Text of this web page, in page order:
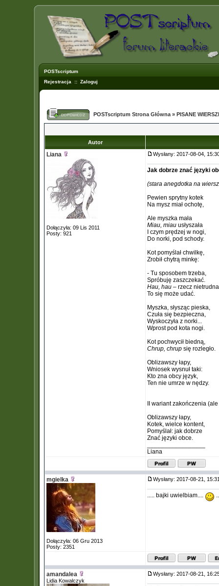
POSTscriptum
Rejestracja :: Zaloguj
POSTscriptum Strona Główna » PISANE
Autor
Liana
Dołączyła: 09 Lis 2011
Posty: 921
Wysłany: 2017-08-04,
Jak dobrze znać języki
(stara anegdotka na
Pewien sprytny kotek
Na mysz miał ochotę,
Ale myszka mała
Miau, miau usłyszała
I czym prędzej w nogi,
Do norki, pod schody.
Kot pomyślał chwilkę,
Zrobił chytrą minkę:
- Tu sposobem trzeba,
Spróbuję zaszczekać.
Hau, hau – rzecz
To się może udać.
Myszka, słysząc pieska,
Czuła się bezpieczna,
Wyskoczyła z norki...
Wprost pod kota nogi.
Kot pochwycił biedną,
Chrup, chrup się rozległo.
Oblizawszy łapy,
Wniosek wysnuł taki:
Kto zna obcy język,
Ten nie umrze w nędzy.
II wariant zakończenia
Oblizawszy łapy,
Kotek, wielce kontent,
Pomyślał: jak dobrze
Znać języki obce.
Liana
mgielka
Dołączyła: 06 Gru 2013
Posty: 2351
Wysłany: 2017-08-21,
..... bajki uwielbiam....
amandalea
Lidia Kowalczyk
Wysłany: 2017-08-21,